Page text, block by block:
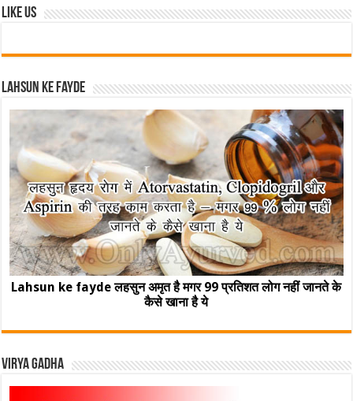
Like Us
Lahsun ke fayde
Lahsun ke fayde लहसुन अमृत है मगर 99 प्रतिशत लोग नहीं जानते के
कैसे खाना है ये
Virya Gadha